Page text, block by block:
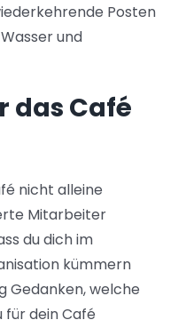
Posten
und
das Café
nicht alleine
Mitarbeiter
du dich im
kümmern
Gedanken, welche
für dein Café